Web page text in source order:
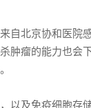
北京协和医院
肿瘤的能力也会
及免疫细胞存储